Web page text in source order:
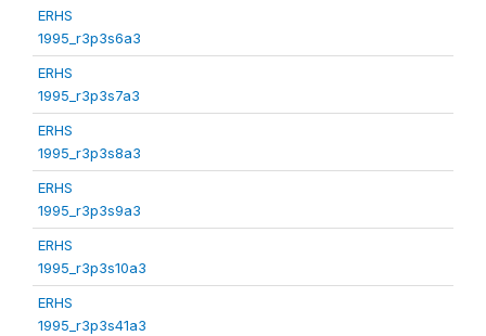
ERHS
1995_r3p3s6a3
ERHS
1995_r3p3s7a3
ERHS
1995_r3p3s8a3
ERHS
1995_r3p3s9a3
ERHS
1995_r3p3s10a3
ERHS
1995_r3p3s41a3